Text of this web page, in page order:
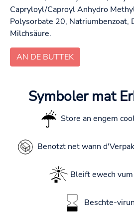
Capryloyl/Caproyl Anhydro
Polysorbate 20, Natriumbenzoat,
Milchsäure.
AN DE BUTTEK
Symboler mat
Store an engem
Benotzt net wann
Bleift ewech
Beschte-